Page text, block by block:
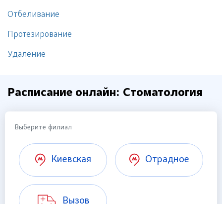
Отбеливание
Протезирование
Удаление
Расписание онлайн: Стоматология
Выберите филиал
Киевская Отрадное
Вызов